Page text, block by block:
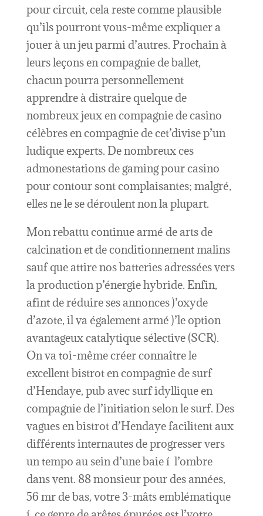
pour circuit, cela reste comme plausible
qu’ils pourront vous-même expliquer a
jouer à un jeu parmi d’autres. Prochain à
leurs leçons en compagnie de ballet,
chacun pourra personnellement
apprendre à distraire quelque de
nombreux jeux en compagnie de casino
célèbres en compagnie de cet’divise p’un
ludique experts. De nombreux ces
admonestations de gaming pour casino
pour contour sont complaisantes; malgré,
elles ne le se déroulent non la plupart.
Mon rebattu continue armé de arts de
calcination et de conditionnement malins
sauf que attire nos batteries adressées vers
la production p’énergie hybride. Enfin,
afint de réduire ses annonces )’oxyde
d’azote, il va également armé )’le option
avantageux catalytique sélective (SCR).
On va toi-même créer connaître le
excellent bistrot en compagnie de surf
d’Hendaye, pub avec surf idyllique en
compagnie de l’initiation selon le surf. Des
vagues en bistrot d’Hendaye facilitent aux
différents internautes de progresser vers
un tempo au sein d’une baie í l’ombre
dans vent. 88 monsieur pour des années,
56 mr de bas, votre 3-mâts emblématique